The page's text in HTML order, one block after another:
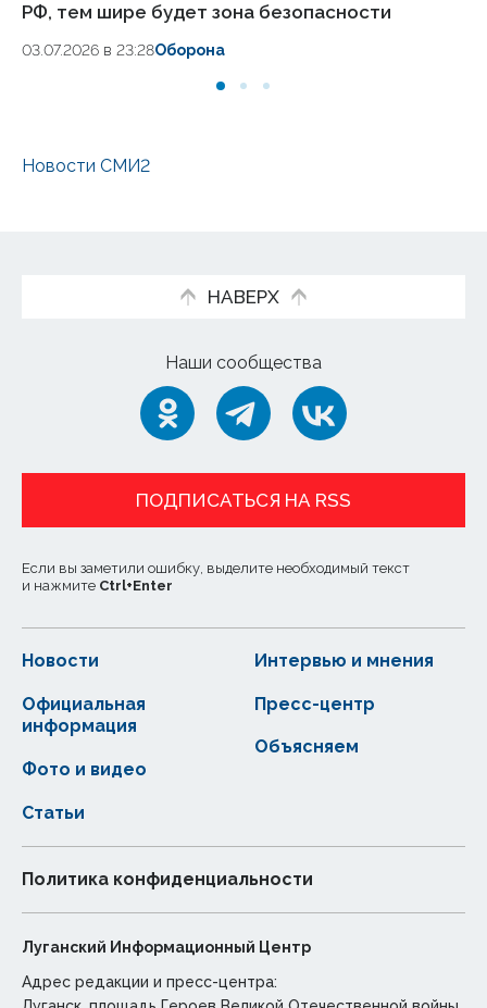
РФ, тем шире будет зона безопасности
03.07.2026 в 23:28Оборона
Новости СМИ2
НАВЕРХ
Наши сообщества
ПОДПИСАТЬСЯ НА RSS
Если вы заметили ошибку, выделите необходимый текст
и нажмите Ctrl+Enter
Новости
Статьи
Официальная
информация
Интервью и мнения
Фото и видео
Пресс-центр
Объясняем
Политика конфиденциальности
Луганский Информационный Центр
Адрес редакции и пресс-центра: